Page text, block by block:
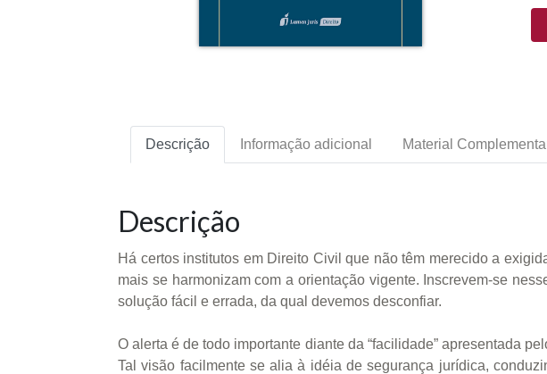
Descrição Informação adicional Material
Descrição
Há certos institutos em Direito Civil que não têm merecido a
mais se harmonizam com a orientação vigente. Inscrevem-se
solução fácil e errada, da qual devemos desconfiar.
O alerta é de todo importante diante da “facilidade” apresentada
Tal visão facilmente se alia à idéia de segurança jurídica,